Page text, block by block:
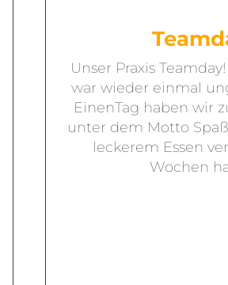
Unser Praxis
war wieder einmal
EinenTag haben wir
unter dem Motto
leckerem Essen
Wochen